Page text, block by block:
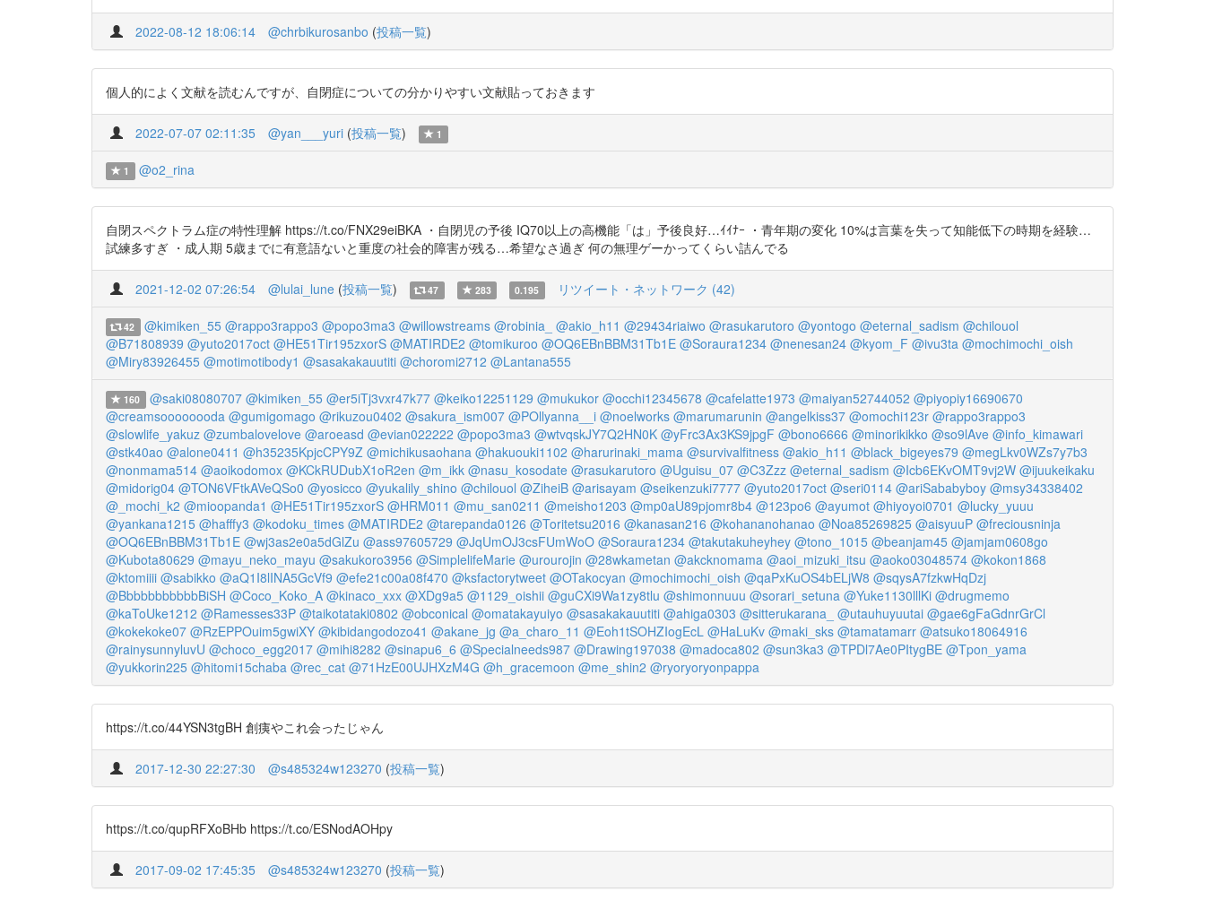
2022-08-12 18:06:14 @chrbikurosanbo (投稿一覧)
個人的によく文献を読むんですが、自閉症についての分かりやすい文献貼っておきます
2022-07-07 02:11:35 @yan___yuri (投稿一覧) 1
1 @o2_rina
自閉スペクトラム症の特性理解 https://t.co/FNX29eiBKA ・自閉児の予後 IQ70以上の高機能「は」予後良好…ｲｲﾅｰ ・青年期の変化 10%は言葉を失って知能低下の時期を経験…
試練多すぎ ・成人期 5歳までに有意語ないと重度の社会的障害が残る…希望なさ過ぎ 何の無理ゲーかってくらい詰んでる
2021-12-02 07:26:54 @lulai_lune (投稿一覧) 47 283 0.195 リツイート・ネットワーク (42)
42 @kimiken_55 @rappo3rappo3 @popo3ma3 @willowstreams @robinia_ @akio_h11 @29434riaiwo @rasukarutoro @yontogo @eternal_sadism @chilouol
@B71808939 @yuto2017oct @HE51Tir195zxorS @MATIRDE2 @tomikuroo @OQ6EBnBBM31Tb1E @Soraura1234 @nenesan24 @kyom_F @ivu3ta @mochimochi_oish
@Miry83926455 @motimotibody1 @sasakakauutiti @choromi2712 @Lantana555
160 @saki08080707 @kimiken_55 @er5iTj3vxr47k77 @keiko12251129 @mukukor @occhi12345678 @cafelatte1973 @maiyan52744052 @piyopiy16690670
@creamsoooooooda @gumigomago @rikuzou0402 @sakura_ism007 @POllyanna__i @noelworks @marumarunin @angelkiss37 @omochi123r @rappo3rappo3
@slowlife_yakuz @zumbalovelove @aroeasd @evian022222 @popo3ma3 @wtvqskJY7Q2HN0K @yFrc3Ax3KS9jpgF @bono6666 @minorikikko @so9lAve @info_kimawari
@stk40ao @alone0411 @h35235KpjcCPY9Z @michikusaohana @hakuouki1102 @harurinaki_mama @survivalfitness @akio_h11 @black_bigeyes79 @megLkv0WZs7y7b3
@nonmama514 @aoikodomox @KCkRUDubX1oR2en @m_ikk @nasu_kosodate @rasukarutoro @Uguisu_07 @C3Zzz @eternal_sadism @Icb6EKvOMT9vj2W @ijuukeikaku
@midorig04 @TON6VFtkAVeQSo0 @yosicco @yukalily_shino @chilouol @ZiheiB @arisayam @seikenzuki7777 @yuto2017oct @seri0114 @ariSababyboy @msy34338402
@_mochi_k2 @mioopanda1 @HE51Tir195zxorS @HRM011 @mu_san0211 @meisho1203 @mp0aU89pjomr8b4 @123po6 @ayumot @hiyoyoi0701 @lucky_yuuu
@yankana1215 @hafffy3 @kodoku_times @MATIRDE2 @tarepanda0126 @Toritetsu2016 @kanasan216 @kohananohanao @Noa85269825 @aisyuuP @freciousninja
@OQ6EBnBBM31Tb1E @wj3as2e0a5dGlZu @ass97605729 @JqUmOJ3csFUmWoO @Soraura1234 @takutakuheyhey @tono_1015 @beanjam45 @jamjam0608go
@Kubota80629 @mayu_neko_mayu @sakukoro3956 @SimplelifeMarie @urourojin @28wkametan @akcknomama @aoi_mizuki_itsu @aoko03048574 @kokon1868
@ktomiiii @sabikko @aQ1I8lINA5GcVf9 @efe21c00a08f470 @ksfactorytweet @OTakocyan @mochimochi_oish @qaPxKuOS4bELjW8 @sqysA7fzkwHqDzj
@BbbbbbbbbbbBiSH @Coco_Koko_A @kinaco_xxx @XDg9a5 @1129_oishii @guCXi9Wa1zy8tlu @shimonnuuu @sorari_setuna @Yuke1130lllKi @drugmemo
@kaToUke1212 @Ramesses33P @taikotataki0802 @obconical @omatakayuiyo @sasakakauutiti @ahiga0303 @sitterukarana_ @utauhuyuutai @gae6gFaGdnrGrCl
@kokekoke07 @RzEPPOuim5gwiXY @kibidangodozo41 @akane_jg @a_charo_11 @Eoh1tSOHZIogEcL @HaLuKv @maki_sks @tamatamarr @atsuko18064916
@rainysunnyluvU @choco_egg2017 @mihi8282 @sinapu6_6 @Specialneeds987 @Drawing197038 @madoca802 @sun3ka3 @TPDl7Ae0PItygBE @Tpon_yama
@yukkorin225 @hitomi15chaba @rec_cat @71HzE00UJHXzM4G @h_gracemoon @me_shin2 @ryoryoryonpappa
https://t.co/44YSN3tgBH 創痍やこれ会ったじゃん
2017-12-30 22:27:30 @s485324w123270 (投稿一覧)
https://t.co/qupRFXoBHb https://t.co/ESNodAOHpy
2017-09-02 17:45:35 @s485324w123270 (投稿一覧)